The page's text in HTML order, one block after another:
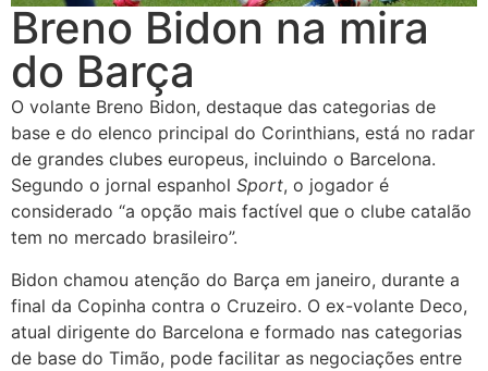
Breno Bidon na mira
do Barça
O volante Breno Bidon, destaque das categorias de
base e do elenco principal do Corinthians, está no radar
de grandes clubes europeus, incluindo o Barcelona.
Segundo o jornal espanhol Sport, o jogador é
considerado “a opção mais factível que o clube catalão
tem no mercado brasileiro”.
Bidon chamou atenção do Barça em janeiro, durante a
final da Copinha contra o Cruzeiro. O ex-volante Deco,
atual dirigente do Barcelona e formado nas categorias
de base do Timão, pode facilitar as negociações entre